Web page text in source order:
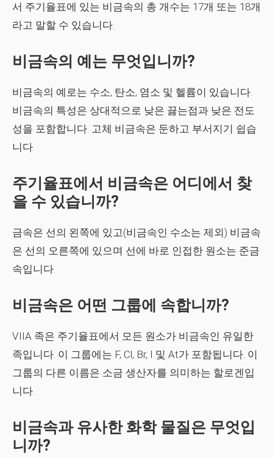
서 주기율표에 있는 비금속의 총 개수는 17개 또는 18개
라고 말할 수 있습니다.
비금속의 예는 무엇입니까?
비금속의 예로는 수소, 탄소, 염소 및 헬륨이 있습니다.
비금속의 특성은 상대적으로 낮은 끓는점과 낮은 전도
성을 포함합니다. 고체 비금속은 둔하고 부서지기 쉽습
니다.
주기율표에서 비금속은 어디에서 찾
을 수 있습니까?
금속은 선의 왼쪽에 있고(비금속인 수소는 제외) 비금속
은 선의 오른쪽에 있으며 선에 바로 인접한 원소는 준금
속입니다.
비금속은 어떤 그룹에 속합니까?
VIIA 족은 주기율표에서 모든 원소가 비금속인 유일한
족입니다. 이 그룹에는 F, Cl, Br, I 및 At가 포함됩니다. 이
그룹의 다른 이름은 소금 생산자를 의미하는 할로겐입
니다.
비금속과 유사한 화학 물질은 무엇입
니까?